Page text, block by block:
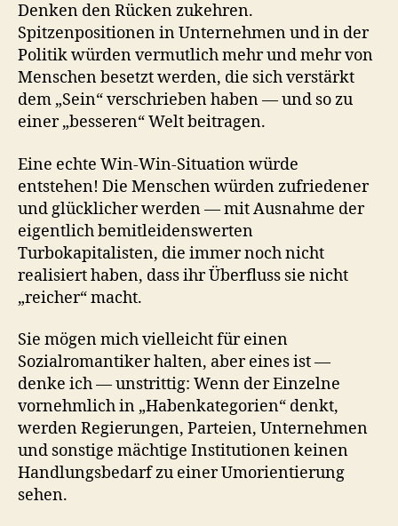
Denken den Rücken zukehren.
Spitzenpositionen in Unternehmen und in der
Politik würden vermutlich mehr und mehr von
Menschen besetzt werden, die sich verstärkt
dem „Sein“ verschrieben haben — und so zu
einer „besseren“ Welt beitragen.
Eine echte Win-Win-Situation würde
entstehen! Die Menschen würden zufriedener
und glücklicher werden — mit Ausnahme der
eigentlich bemitleidenswerten
Turbokapitalisten, die immer noch nicht
realisiert haben, dass ihr Überfluss sie nicht
„reicher“ macht.
Sie mögen mich vielleicht für einen
Sozialromantiker halten, aber eines ist —
denke ich — unstrittig: Wenn der Einzelne
vornehmlich in „Habenkategorien“ denkt,
werden Regierungen, Parteien, Unternehmen
und sonstige mächtige Institutionen keinen
Handlungsbedarf zu einer Umorientierung
sehen.